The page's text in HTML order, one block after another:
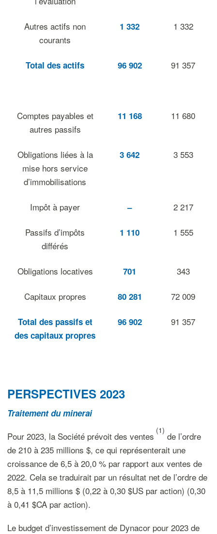
Autres actifs non
courants
1 332 1 332
Total des actifs 96 902 91 357
Comptes payables et
autres passifs
11 168 11 680
Obligations liées à la
mise hors service
d’immobilisations
3 642 3 553
Impôt à payer – 2 217
Passifs d’impôts
différés
1 110 1 555
Obligations locatives 701 343
Capitaux propres 80 281 72 009
Total des passifs et
des capitaux propres
96 902 91 357
PERSPECTIVES 2023
Traitement du minerai
Pour 2023, la Société prévoit des ventes
(1)
de l’ordre
de 210 à 235 millions $, ce qui représenterait une
croissance de 6,5 à 20,0 % par rapport aux ventes de
2022. Cela se traduirait par un résultat net de l’ordre de
8,5 à 11,5 millions $ (0,22 à 0,30 $US par action) (0,30
à 0,41 $CA par action).
Le budget d’investissement de Dynacor pour 2023 de